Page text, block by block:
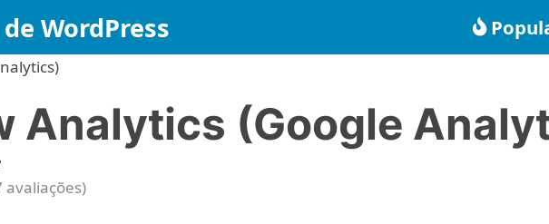
WordPress
Analytics (Google
avaliações)